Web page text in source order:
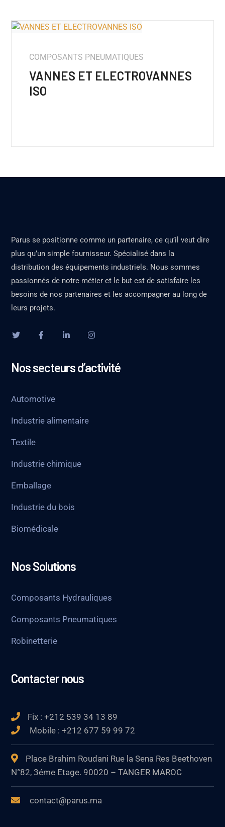
COMPOSANTS PNEUMATIQUES
VANNES ET ELECTROVANNES
ISO
Parus se positionne comme un partenaire, ce qu’il veut dire
plus qu’un simple fournisseur. Spécialisé dans la
distribution des équipements industriels. Nous sommes
passionnés de notre métier et le but est de satisfaire les
besoins de nos partenaires et les accompagner au long de
leurs projets.
Nos secteurs d’activité
Automotive
Industrie alimentaire
Textile
Industrie chimique
Emballage
Industrie du bois
Biomédicale
Nos Solutions
Composants Hydrauliques
Composants Pneumatiques
Robinetterie
Contacter nous
Fix : +212 539 34 13 89
Mobile : +212 677 59 99 72
Place Brahim Roudani Rue la Sena Res Beethoven
N°82, 3éme Etage. 90020 – TANGER MAROC
contact@parus.ma